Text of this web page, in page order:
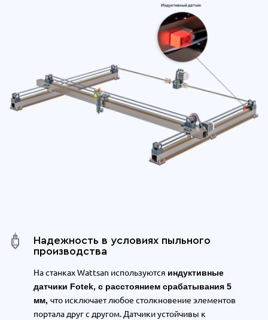
Надежность в условиях пыльного
производства
На станках Wattsan используются индуктивные
датчики Fotek, с расстоянием срабатывания 5
мм, что исключает любое столкновение элементов
портала друг с другом. Датчики устойчивы к